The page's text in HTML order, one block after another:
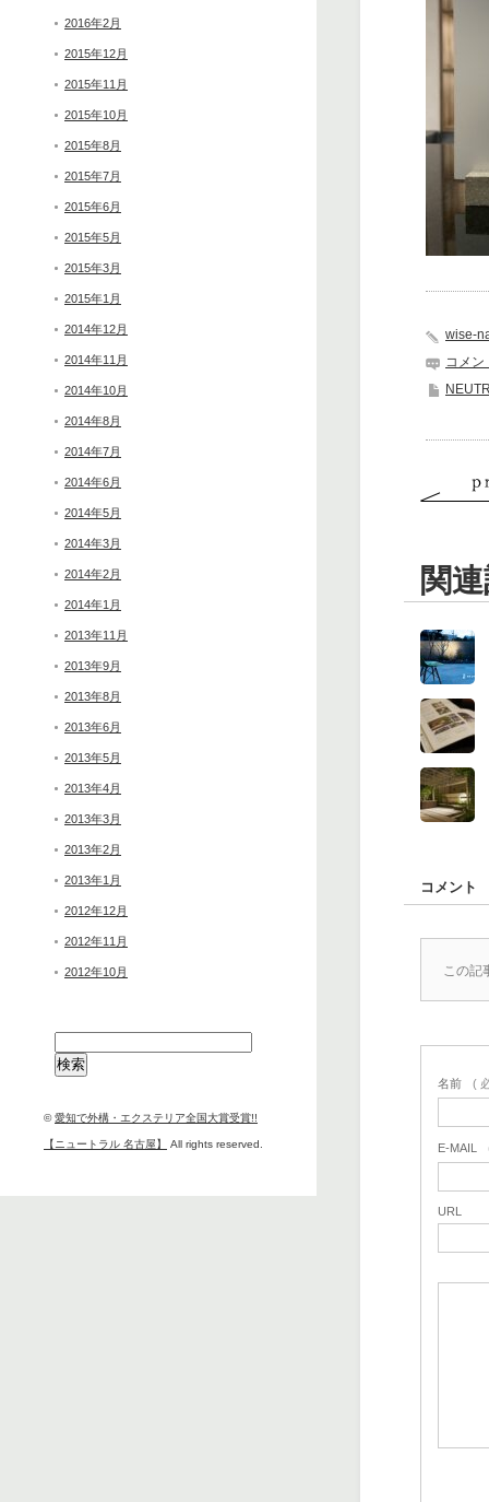
2016年2月
2015年12月
2015年11月
2015年10月
2015年8月
2015年7月
2015年6月
2015年5月
2015年3月
2015年1月
2014年12月
2014年11月
2014年10月
2014年8月
2014年7月
2014年6月
2014年5月
2014年3月
2014年2月
2014年1月
2013年11月
2013年9月
2013年8月
2013年6月
2013年5月
2013年4月
2013年3月
2013年2月
2013年1月
2012年12月
2012年11月
2012年10月
索:
©愛知で外構・エクステリア全国大賞受賞!!
【ニュートラル 名古屋】 All rights reserved.
wise-
コメン
関
コメント
この記
名前 (
E-MAIL
URL